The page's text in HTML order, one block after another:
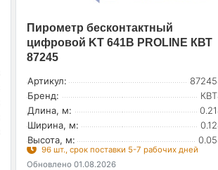
Пирометр бесконтактный
цифровой KT 641B PROLINE КВТ
87245
Артикул:
87245
Бренд:
КВТ
Длина, м:
0.21
Ширина, м:
0.12
Высота, м:
0.05
96 шт., срок поставки 5-7 рабочих дней
Обновлено 01.08.2026